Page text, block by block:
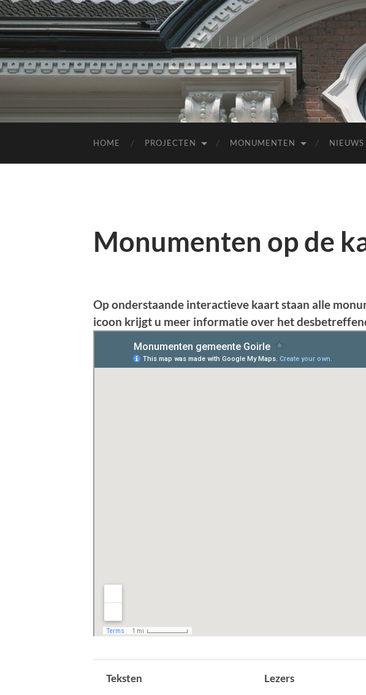
HOME PROJECTEN MONUMENTEN NIEUWS
Monumenten op de
Op onderstaande interactieve kaart staan alle
icoon krijgt u meer informatie over het
Teksten Lezers